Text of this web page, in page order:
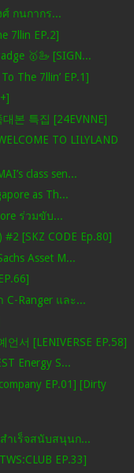
ศ์ กนกากร...
7llin EP.2]
🥇🦢 [SIGN...
The 7llin’ EP.1]
본 특집 [24EVNNE]
TO LILYLAND
class sen...
as Th...
ร่วมขับ...
#2 [SKZ CODE Ep.80]
Asset M...
Ranger และ...
서 [LENIVERSE EP.58]
Energy S...
EP.01] [Dirty
ำเร็จสนับสนุนก...
EP.33]